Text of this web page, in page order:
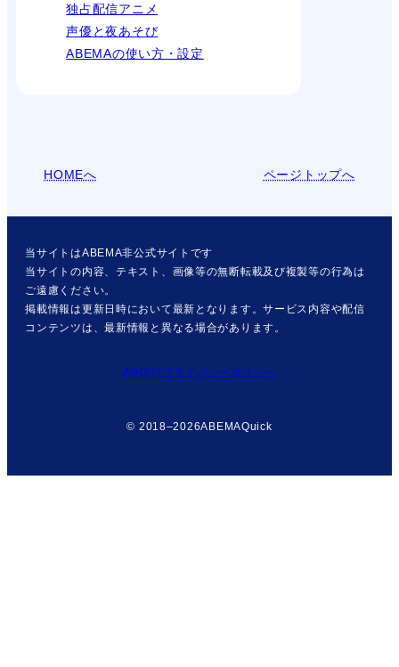
独占配信アニメ
声優と夜あそび
ABEMAの使い方・設定
HOMEへ ページトップへ
当サイトはABEMA非公式サイトです
当サイトの内容、テキスト、画像等の無断転載及び複製等の行為は
ご遠慮ください。
掲載情報は更新日時において最新となります。サービス内容や配信
コンテンツは、最新情報と異なる場合があります。
ABOUTプライバシーポリシー
© 2018–2026ABEMAQuick